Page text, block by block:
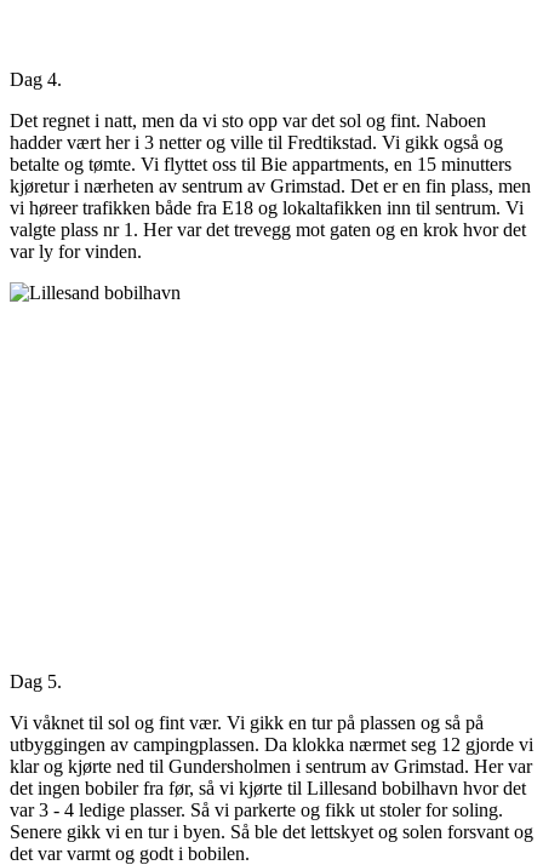
Dag 4.
Det regnet i natt, men da vi sto opp var det sol og fint. Naboen
hadder vært her i 3 netter og ville til Fredtikstad. Vi gikk også og
betalte og tømte. Vi flyttet oss til Bie appartments, en 15 minutters
kjøretur i nærheten av sentrum av Grimstad. Det er en fin plass, men
vi høreer trafikken både fra E18 og lokaltafikken inn til sentrum. Vi
valgte plass nr 1. Her var det trevegg mot gaten og en krok hvor det
var ly for vinden.
Dag 5.
Vi våknet til sol og fint vær. Vi gikk en tur på plassen og så på
utbyggingen av campingplassen. Da klokka nærmet seg 12 gjorde vi
klar og kjørte ned til Gundersholmen i sentrum av Grimstad. Her var
det ingen bobiler fra før, så vi kjørte til Lillesand bobilhavn hvor det
var 3 - 4 ledige plasser. Så vi parkerte og fikk ut stoler for soling.
Senere gikk vi en tur i byen. Så ble det lettskyet og solen forsvant og
det var varmt og godt i bobilen.